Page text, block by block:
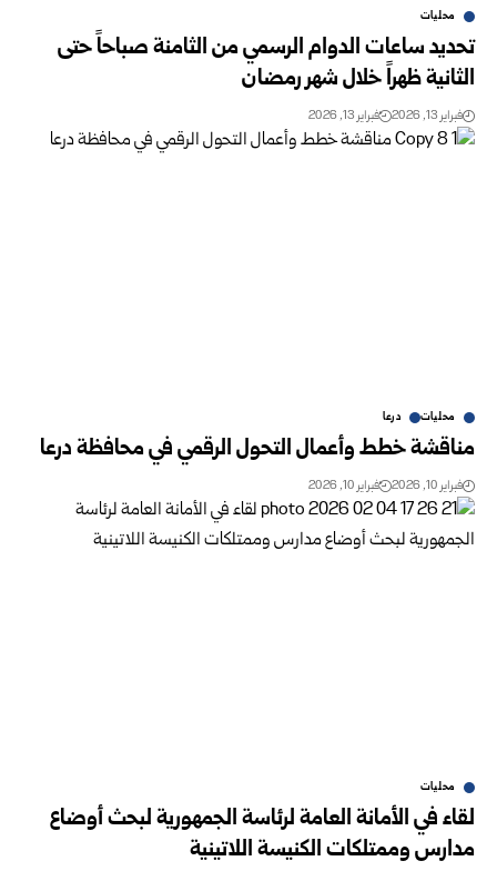
محليات
تحديد ساعات الدوام الرسمي من الثامنة صباحاً حتى
الثانية ظهراً خلال شهر رمضان
فبراير 13, 2026 فبراير 13, 2026
محليات درعا
مناقشة خطط وأعمال التحول الرقمي في محافظة درعا
فبراير 10, 2026 فبراير 10, 2026
محليات
لقاء في الأمانة العامة لرئاسة الجمهورية لبحث أوضاع
مدارس وممتلكات الكنيسة اللاتينية